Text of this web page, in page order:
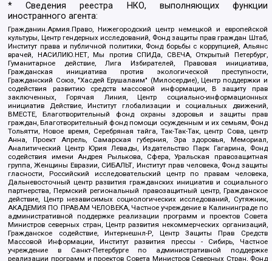
* Сведения реестра НКО, выполняющих функции
иностранного агента:
Гражданин.Армия.Право, Нижегородский центр немецкой и европейской
культуры, Центр гендерных исследований, Фонд защиты прав граждан Штаб,
Институт права и публичной политики, Фонд борьбы с коррупцией, Альянс
врачей, НАСИЛИЮ.НЕТ, Мы против СПИДа, СВЕЧА, Открытый Петербург,
Гуманитарное действие, Лига Избирателей, Правовая инициатива,
Гражданская инициатива против экологической преступности,
Гражданский Союз, "Хасдей Ерушалаим" (Милосердие), Центр поддержки и
содействия развитию средств массовой информации, В защиту прав
заключенных, Горячая Линия, Центр социально-информационных
инициатив Действие, Институт глобализации и социальных движений,
ВМЕСТЕ, Благотворительный фонд охраны здоровья и защиты прав
граждан, Благотворительный фонд помощи осужденным и их семьям, Фонд
Тольятти, Новое время, Серебряная тайга, Так-Так-Так, центр Сова, центр
Анна, Проект Апрель, Самарская губерния, Эра здоровья, Мемориал,
Аналитический Центр Юрия Левады, Издательство Парк Гагарина, Фонд
содействия имени Андрея Рылькова, Сфера, Уральская правозащитная
группа, Женщины Евразии, СИБАЛЬТ, Институт прав человека, Фонд защиты
гласности, Российский исследовательский центр по правам человека,
Дальневосточный центр развития гражданских инициатив и социального
партнерства, Пермский региональный правозащитный центр, Гражданское
действие, Центр независимых социологических исследований, Сутяжник,
АКАДЕМИЯ ПО ПРАВАМ ЧЕЛОВЕКА, Частное учреждение в Калининграде по
административной поддержке реализации программ и проектов Совета
Министров северных стран, Центр развития некоммерческих организаций,
Гражданское содействие, Интернешнл-Р, Центр Защиты Прав Средств
Массовой Информации, Институт развития прессы - Сибирь, Частное
учреждение в Санкт-Петербурге по административной поддержке
реализации программ и проектов Совета Министров Северных Стран, Фонд